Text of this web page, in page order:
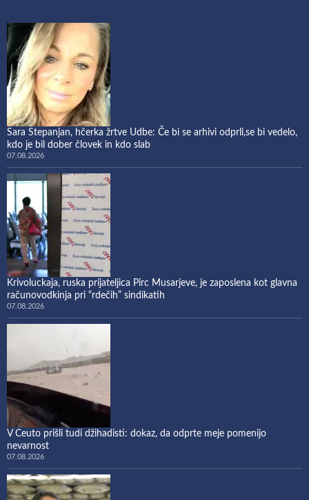
Sara Stepanjan, hčerka žrtve Udbe: Če bi se arhivi odprli,se bi vedelo,
kdo je bil dober človek in kdo slab
07.08.2026
Krivoluckaja, ruska prijateljica Pirc Musarjeve, je zaposlena kot glavna
računovodkinja pri “rdečih” sindikatih
07.08.2026
V Ceuto prišli tudi džihadisti: dokaz, da odprte meje pomenijo
nevarnost
07.08.2026